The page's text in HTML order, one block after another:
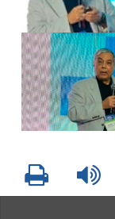
Imprimir